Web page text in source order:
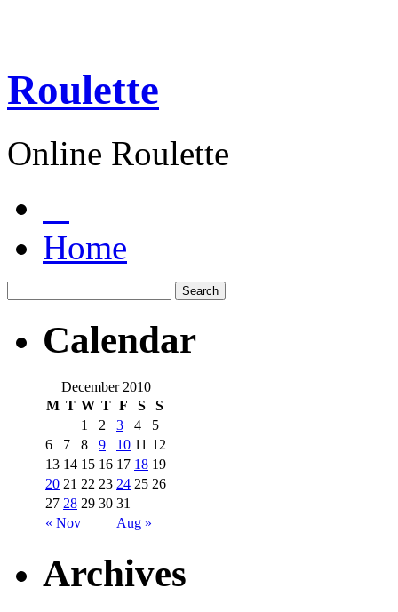
Roulette
Online Roulette
Home
Calendar
December 2010
M T W T F S S
« Nov Aug »
1 2 3 4
5
6
7 8 9 10 11 12
13 14 15 16 17 18 19
20 21 22 23 24 25 26
27 28 29 30 31
Archives